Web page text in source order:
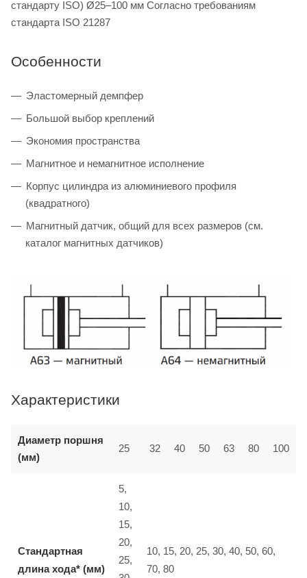
стандарту ISO) Ø25–100 мм Согласно требованиям
стандарта ISO 21287
Особенности
Эластомерный демпфер
Большой выбор креплений
Экономия пространства
Магнитное и немагнитное исполнение
Корпус цилиндра из алюминиевого профиля
(квадратного)
Магнитный датчик, общий для всех размеров (см.
каталог магнитных датчиков)
Характеристики
Диаметр поршня
(мм)
25 32 40 50 63 80 100
Стандартная
длина хода* (мм)
5,
10,
15,
20,
25,
10, 15, 20, 25, 30, 40, 50, 60,
70, 80